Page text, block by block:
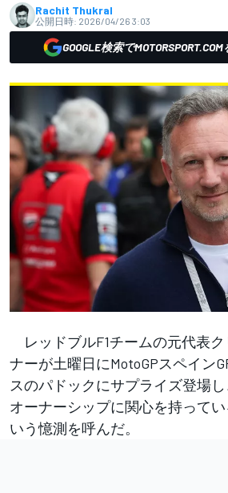
Rachit Thukral
公開日時: 2026/04/26 3:03
GOOGLE検索で
レッドブルF1チームの元代表
ナーが土曜日にMotoGPスペイン
スのパドックにサプライズ登場
オーナーシップに関心を持って
いう憶測を呼んだ。